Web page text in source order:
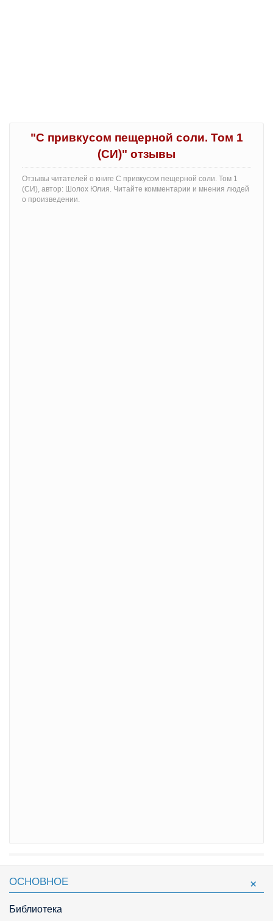
"С привкусом пещерной соли. Том 1
(СИ)" отзывы
Отзывы читателей о книге С привкусом пещерной соли. Том 1
(СИ), автор: Шолох Юлия. Читайте комментарии и мнения людей
о произведении.
ОСНОВНОЕ
Библиотека